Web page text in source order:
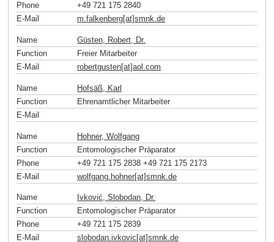
Phone
+49 721 175 2840
E-Mail
m.falkenberg[at]smnk.de
Name
Güsten, Robert, Dr.
Function
Freier Mitarbeiter
E-Mail
robertgusten[at]aol .com
Name
Hofsäß, Karl
Function
Ehrenamtlicher Mitarbeiter
E-Mail
Name
Hohner, Wolfgang
Function
Entomologischer Präparator
Phone
+49 721 175 2838 +49 721 175 2173
E-Mail
wolfgang.hohner[at]smnk de
Name
Ivković, Slobodan, Dr.
Function
Entomologischer Präparator
Phone
+49 721 175 2839
E-Mail
slobodan.ivkovic[at]smnk.de